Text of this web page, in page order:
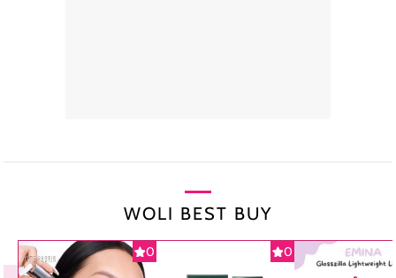
WOLI BEST BUY
0 0